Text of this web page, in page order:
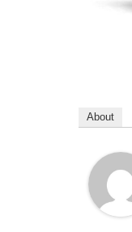
About